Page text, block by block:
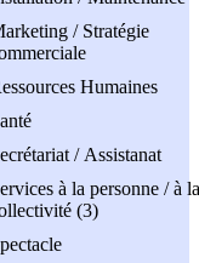
/ Stratégie
Humaines
/ Assistanat
à la personne / à la
(3)